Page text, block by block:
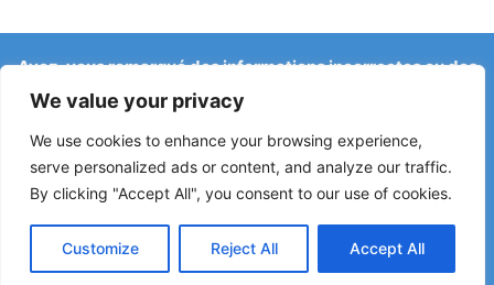
We value your privacy
We use cookies to enhance your browsing experience,
serve personalized ads or content, and analyze our traffic.
By clicking "Accept All", you consent to our use of cookies.
Customize Reject All Accept All
Avez-vous remarqué des informations incorrectes ou des
changements récents sur le Camino ?
Les signalements concernant des auberges fermées, des
inondations, des déviations, des travaux ou d’autres
changements aident à maintenir le guide à jour.